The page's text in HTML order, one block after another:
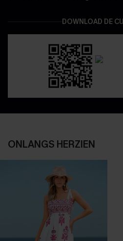
DOWNLOAD DE
ONLANGS HERZIEN